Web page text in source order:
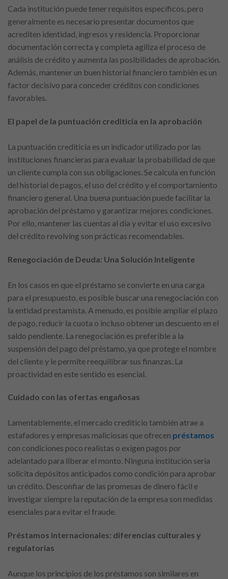
Cada institución puede tener requisitos específicos, pero
generalmente es necesario presentar documentos que
acrediten identidad, ingresos y residencia. Proporcionar
documentación correcta y completa agiliza el proceso de
análisis de crédito y aumenta las posibilidades de aprobación.
Además, mantener un buen historial financiero también es un
factor decisivo para conceder créditos con condiciones
favorables.
El papel de la puntuación crediticia en la aprobación
La puntuación crediticia es un indicador utilizado por las
instituciones financieras para evaluar la probabilidad de que
un cliente cumpla con sus obligaciones. Se calcula en función
del historial de pagos, el uso del crédito y el comportamiento
financiero general. Una buena puntuación puede facilitar la
aprobación del préstamo y garantizar mejores condiciones.
Por ello, mantener las cuentas al día y evitar el uso excesivo
del crédito revolving son prácticas recomendables.
Renegociación de Deuda: Una Solución Inteligente
En los casos en que el préstamo se convierte en una carga
para el presupuesto, es posible buscar una renegociación con
la entidad prestamista. A menudo, es posible ampliar el plazo
de pago, reducir la cuota o incluso obtener un descuento en el
saldo pendiente. La renegociación es preferible a la
suspensión del pago del préstamo, ya que protege el nombre
del cliente y le permite reequilibrar sus finanzas. La
proactividad en este sentido es esencial.
Cuidado con las ofertas engañosas
Lamentablemente, el mercado crediticio también atrae a
estafadores y empresas maliciosas que ofrecen préstamos
con condiciones poco realistas o exigen pagos por
adelantado para liberar el monto. Ninguna institución seria
solicita depósitos anticipados como condición para aprobar
un crédito. Desconfiar de las promesas de dinero fácil e
investigar siempre la reputación de la empresa son medidas
esenciales para evitar el fraude.
Préstamos internacionales: diferencias culturales y
regulatorias
Aunque los principios de los préstamos son similares en